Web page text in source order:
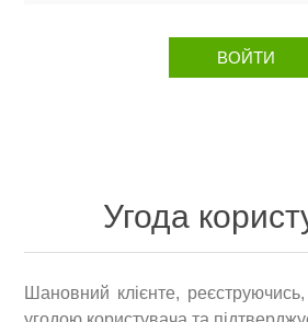
Угода
Шановний клієнте,